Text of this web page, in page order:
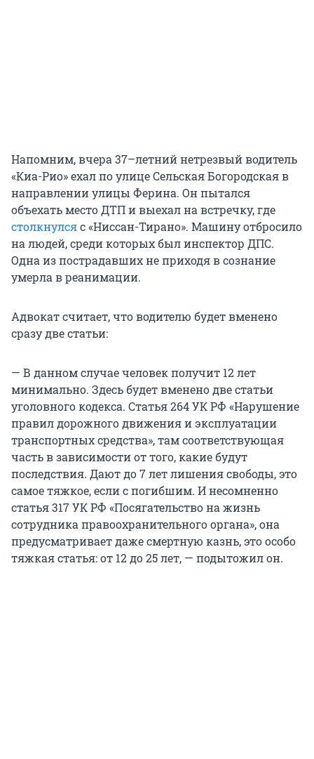
Напомним, вчера 37–летний нетрезвый водитель
«Киа-Рио» ехал по улице Сельская Богородская в
направлении улицы Ферина. Он пытался
объехать место ДТП и выехал на встречку, где
столкнулсяс «Ниссан-Тирано». Машину отбросило
на людей, среди которых был инспектор ДПС.
Одна из пострадавших не приходя в сознание
умерла в реанимации.
Адвокат считает, что водителю будет вменено
сразу две статьи:
— В данном случае человек получит 12 лет
минимально. Здесь будет вменено две статьи
уголовного кодекса. Статья 264 УК РФ «Нарушение
правил дорожного движения и эксплуатации
транспортных средства», там соответствующая
часть в зависимости от того, какие будут
последствия. Дают до 7 лет лишения свободы, это
самое тяжкое, если с погибшим. И несомненно
статья 317 УК РФ «Посягательство на жизнь
сотрудника правоохранительного органа», она
предусматривает даже смертную казнь, это особо
тяжкая статья: от 12 до 25 лет, — подытожил он.